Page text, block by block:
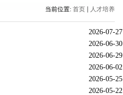
当前位置: 首页 人才培养
2026-07-27
2026-06-30
2026-06-29
2026-06-02
2026-05-25
2026-05-22